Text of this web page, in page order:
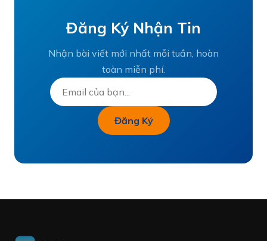
Đăng Ký Nhận Tin
Nhận bài viết mới nhất mỗi tuần, hoàn
toàn miễn phí.
Đăng Ký